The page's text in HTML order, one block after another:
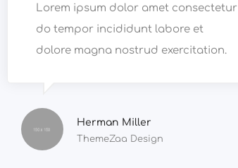
Lorem ipsum dolor amet consectetur
do tempor incididunt labore et
dolore magna nostrud exercitation.
Herman Miller
ThemeZaa Design